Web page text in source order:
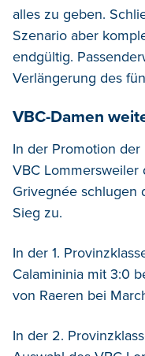
alles zu geben.
Szenario aber
endgültig.
Verlängerung des
VBC-Damen
In der Promotion
VBC Lommersweiler
Grivegnée schlugen
Sieg zu.
In der 1.
Calamininia mit 3:0
von Raeren bei
In der 2.